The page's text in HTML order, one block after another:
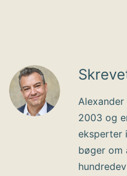
2003 og
eksperter
bøger om